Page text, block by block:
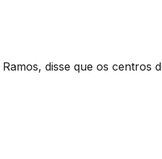
disse que os centros